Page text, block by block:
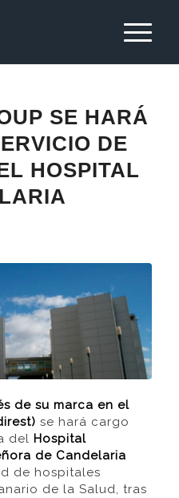
SE HARÁ
DE
HOSPITAL
de su marca en el
se hará cargo
del Hospital
de Candelaria
de hospitales
de la Salud, tras